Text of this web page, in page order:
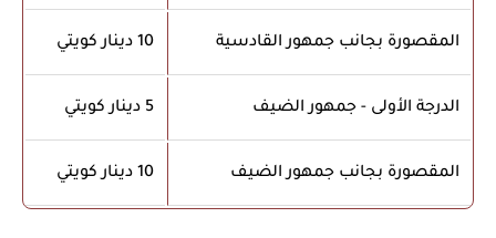
المقصورة بجانب جمهور القادسية 10 دينار كويتي
الدرجة الأولى - جمهور الضيف 5 دينار كويتي
المقصورة بجانب جمهور الضيف 10 دينار كويتي